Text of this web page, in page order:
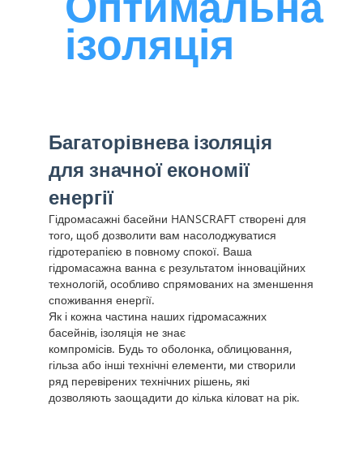
ізоляція
Багаторівнева ізоляція
для значної економії
енергії
Гідромасажні басейни HANSCRAFT створені для
того, щоб дозволити вам насолоджуватися
гідротерапією в повному спокої. Ваша
гідромасажна ванна є результатом інноваційних
технологій, особливо спрямованих на зменшення
споживання енергії.
Як і кожна частина наших гідромасажних
басейнів, ізоляція не знає
компромісів. Будь то оболонка, облицювання,
гільза або інші технічні елементи, ми створили
ряд перевірених технічних рішень, які
дозволяють заощадити до кілька кіловат на рік.